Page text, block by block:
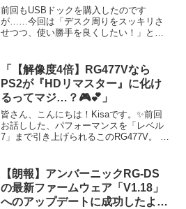
ー
前回もUSBドックを購入したのです
が……今回は「デスク周りをスッキリさ
せつつ、使い勝手を良くしたい！」とい
MH8Pです私のデスクトップPCは、主要
なUSBポートがほと...
「【解像度4倍】RG477Vなら
PS2が『HDリマスター』に化け
るってマジ…？🎮💕」
皆さん、こんにちは！Kisaです。✨前回
お話しした、パフォーマンスを「レベル
7」まで引き上げられるこのRG477V。 せ
思います！実は先日、友人に「何かPS2
のゲーム...
【朗報】アンバーニックRG-DS
の最新ファームウェア「V1.18」
へのアップデートに成功したよ！